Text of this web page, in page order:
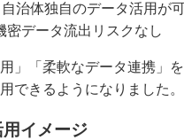
治体独自のデータ活用が
密データ流出リスクなし
」「柔軟なデータ連携」
できるようになりました。
イメージ